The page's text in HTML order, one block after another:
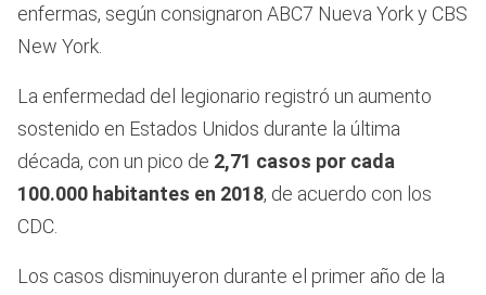
enfermas, según consignaron ABC7 Nueva York y CBS
New York.
La enfermedad del legionario registró un aumento
sostenido en Estados Unidos durante la última
década, con un pico de 2,71 casos por cada
100.000 habitantes en 2018, de acuerdo con los
CDC.
Los casos disminuyeron durante el primer año de la